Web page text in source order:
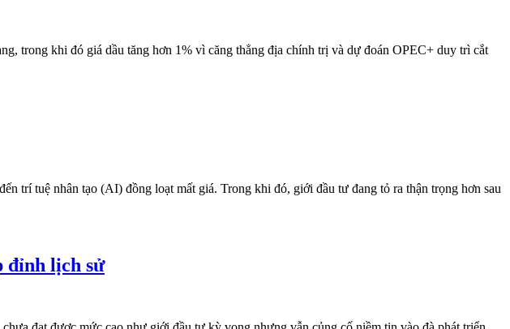
trong khi đó giá dầu tăng hơn 1% vì căng thẳng địa chính trị và dự đoán OPEC+ duy trì cắt
trí tuệ nhân tạo (AI) đồng loạt mất giá. Trong khi đó, giới đầu tư đang tỏ ra thận trọng hơn sau
đỉnh lịch sử